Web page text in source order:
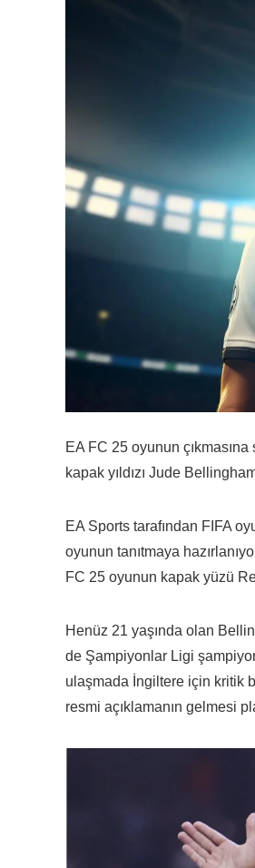
EA FC 25 oyunun çıkmasına
kapak yıldızı Jude
EA Sports tarafından FIFA
oyunun tanıtmaya
FC 25 oyunun kapak yüzü
Henüz 21 yaşında olan
de Şampiyonlar Ligi
ulaşmada İngiltere için kritik
resmi açıklamanın gelmesi